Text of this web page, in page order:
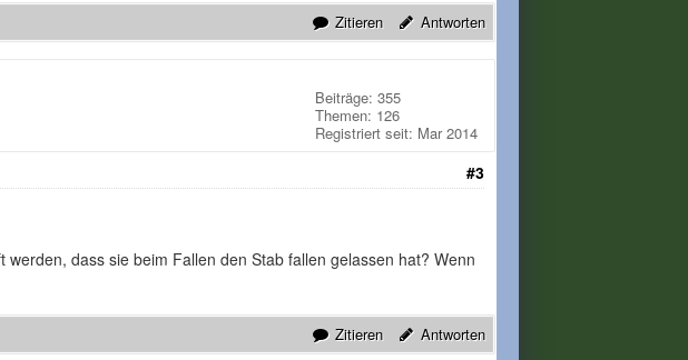
Zitieren Antworten
Beiträge: 355
Themen: 126
Registriert seit: Mar 2014
#3
dass sie beim Fallen den Stab fallen gelassen hat? Wenn
Zitieren Antworten